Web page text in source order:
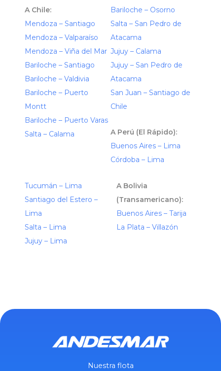
A Chile:
Mendoza – Santiago
Mendoza – Valparaíso
Mendoza – Viña del Mar
Bariloche – Santiago
Bariloche – Valdivia
Bariloche – Puerto
Montt
Bariloche – Puerto Varas
Salta – Calama
Bariloche – Osorno
Salta – San Pedro de
Atacama
Jujuy – Calama
Jujuy – San Pedro de
Atacama
San Juan – Santiago de
Chile
A Perú (El Rápido):
Buenos Aires – Lima
Córdoba – Lima
Tucumán – Lima
Santiago del Estero –
Lima
Salta – Lima
Jujuy – Lima
A Bolivia
(Transamericano):
Buenos Aires – Tarija
La Plata – Villazón
Nuestra flota